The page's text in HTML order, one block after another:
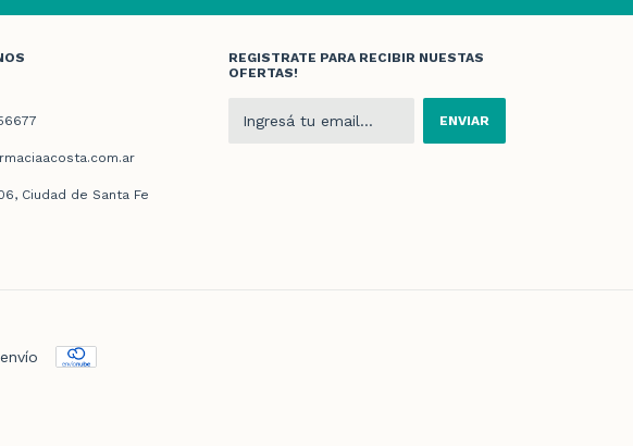
Ciudad de Santa Fe
REGISTRATE PARA RECIBIR NUESTAS
OFERTAS!